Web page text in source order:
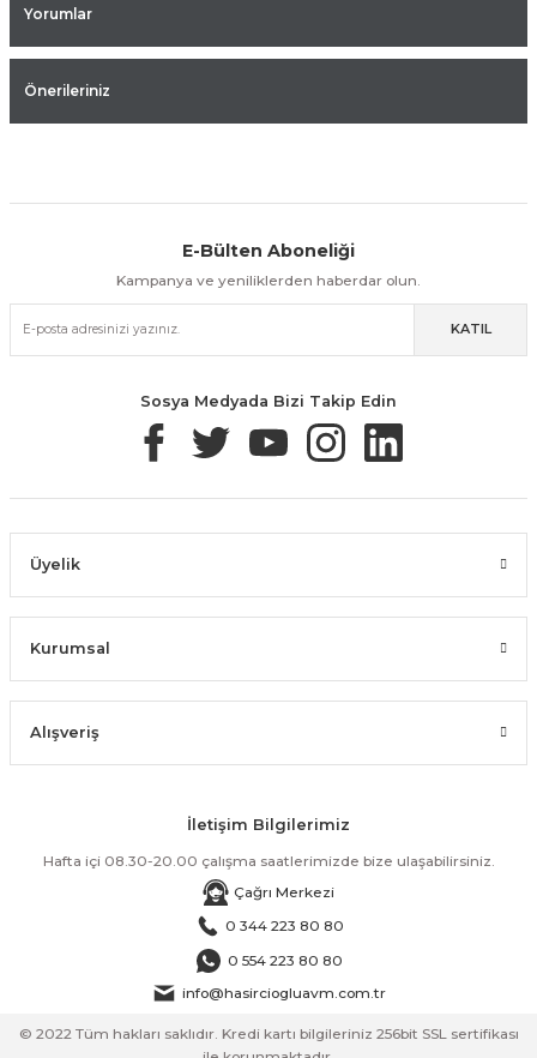
Yorumlar
Önerileriniz
Kolay İade & Değişim Güvenli Alışveriş
Güvenli Paketleme Taksit / Havale İle Alışveriş Kolay İade & Değişim
E-Bülten Aboneliği
Kampanya ve yeniliklerden haberdar olun.
KATIL
Sosya Medyada Bizi Takip Edin
Üyelik
Kurumsal
Alışveriş
İletişim Bilgilerimiz
Hafta içi 08.30-20.00 çalışma saatlerimizde bize ulaşabilirsiniz.
Çağrı Merkezi
0 344 223 80 80
0 554 223 80 80
info@hasirciogluavm.com.tr
© 2022 Tüm hakları saklıdır. Kredi kartı bilgileriniz 256bit SSL sertifikası